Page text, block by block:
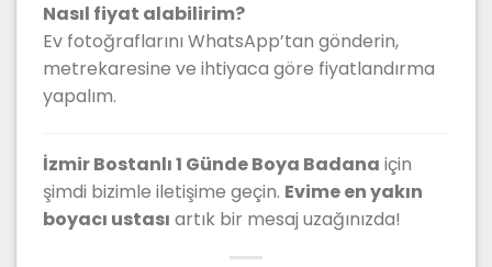
Nasıl fiyat alabilirim?
Ev fotoğraflarını WhatsApp’tan gönderin,
metrekaresine ve ihtiyaca göre fiyatlandırma
yapalım.
İzmir Bostanlı 1 Günde Boya Badana için
şimdi bizimle iletişime geçin. Evime en yakın
boyacı ustası artık bir mesaj uzağınızda!